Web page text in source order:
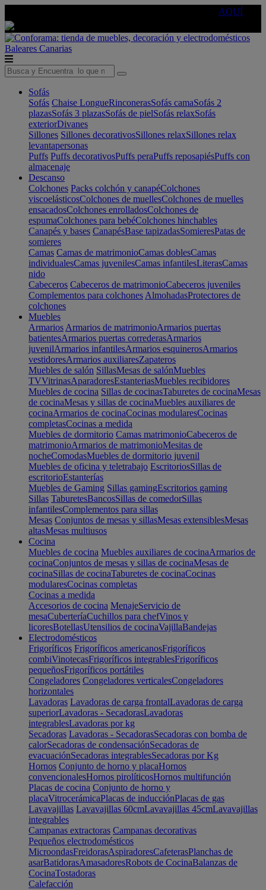
AQUÍ
Baleares Canarias
Sofás
Sofás Chaise LongueRinconerasSofás camaSofás 2
plazasSofás 3 plazasSofás de pielSofás relaxSofás
exteriorDivanes
Sillones Sillones decorativosSillones relaxSillones relax
levantapersonas
Puffs Puffs decorativosPuffs peraPuffs reposapiésPuffs con
almacenaje
Descanso
Colchones Packs colchón y canapéColchones
viscoelásticosColchones de muellesColchones de muelles
ensacadosColchones enrolladosColchones de
espumaColchones para bebéColchones hinchables
Canapés y bases CanapésBase tapizadasSomieresPatas de
somieres
Camas Camas de matrimonioCamas doblesCamas
individualesCamas juvenilesCamas infantilesLiterasCamas
nido
Cabeceros Cabeceros de matrimonioCabeceros juveniles
Complementos para colchones AlmohadasProtectores de
colchones
Muebles
Armarios Armarios de matrimonioArmarios puertas
batientesArmarios puertas correderasArmarios
juvenilArmarios infantilesArmarios esquinerosArmarios
vestidoresArmarios auxiliaresZapateros
Muebles de salón SillasMesas de salónMuebles
TVVitrinasAparadoresEstanteriasMuebles recibidores
Muebles de cocina Sillas de cocinasTaburetes de cocinaMesas
de cocinaMesas y sillas de cocinaMuebles auxiliares de
cocinaArmarios de cocinaCocinas modularesCocinas
completasCocinas a medida
Muebles de dormitorio Camas matrimonioCabeceros de
matrimonioArmarios de matrimonioMesitas de
nocheComodasMuebles de dormitorio juvenil
Muebles de oficina y teletrabajo EscritoriosSillas de
escritorioEstanterías
Muebles de Gaming Sillas gamingEscritorios gaming
Sillas TaburetesBancosSillas de comedorSillas
infantilesComplementos para sillas
Mesas Conjuntos de mesas y sillasMesas extensiblesMesas
altasMesas multiusos
Cocina
Muebles de cocina Muebles auxiliares de cocinaArmarios de
cocinaConjuntos de mesas y sillas de cocinaMesas de
cocinaSillas de cocinaTaburetes de cocinaCocinas
modularesCocinas completas
Cocinas a medida
Accesorios de cocina MenajeServicio de
mesaCuberteríaCuchillos para chefVinos y
licoresBotellasUtensilios de cocinaVajillaBandejas
Electrodomésticos
Frigoríficos Frigoríficos americanosFrigoríficos
combiVinotecasFrigoríficos integrablesFrigoríficos
pequeñosFrigoríficos portátiles
Congeladores Congeladores verticalesCongeladores
horizontales
Lavadoras Lavadoras de carga frontalLavadoras de carga
superiorLavadoras - SecadorasLavadoras
integrablesLavadoras por kg
Secadoras Lavadoras - SecadorasSecadoras con bomba de
calorSecadoras de condensaciónSecadoras de
evacuaciónSecadoras integrablesSecadoras por Kg
Hornos Conjunto de horno y placaHornos
convencionalesHornos pirolíticosHornos multifunción
Placas de cocina Conjunto de horno y
placaVitrocerámicaPlacas de inducciónPlacas de gas
Lavavajillas Lavavajillas 60cmLavavajillas 45cmLavavajillas
integrables
Campanas extractoras Campanas decorativas
Pequeños electrodomésticos
MicroondasFreidorasAspiradoresCafeterasPlanchas de
asarBatidorasAmasadoresRobots de CocinaBalanzas de
CocinaTostadoras
Calefacción